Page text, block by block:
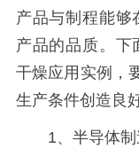
产品与制程能够
产品的品质。下
干燥应用实例，
生产条件创造良
1、半导体制